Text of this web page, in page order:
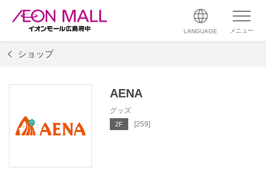
LANGUAGE メニュー
ショップ
AENA
グッズ
2F [259]